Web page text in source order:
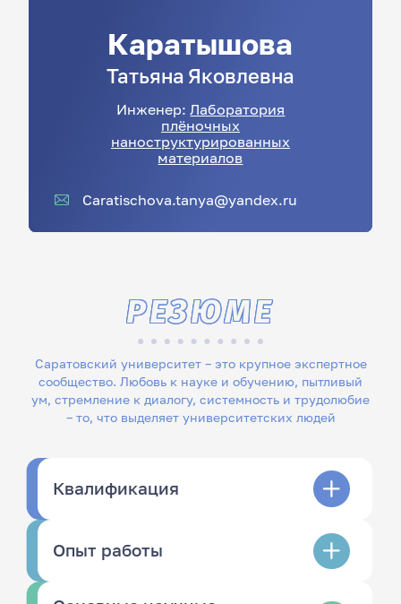
Каратышова
Татьяна Яковлевна
Инженер: Лаборатория
плёночных
наноструктурированных
материалов
Caratischova.tanya@yandex.ru
Саратовский университет – это крупное экспертное
сообщество. Любовь к науке и обучению, пытливый
ум, стремление к диалогу, системность и трудолюбие
– то, что выделяет университетских людей
РЕЗЮМЕ
Квалификация
Опыт работы